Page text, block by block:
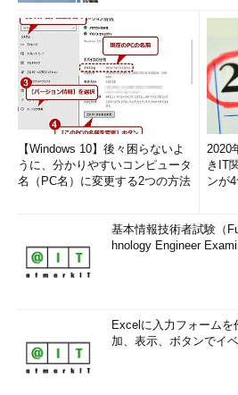
【Windows 10】後々困らないよ
うに、分かりやすいコンピュータ
名（PC名）に変更する2つの方法
2020
きIT
ンが
基本情報技術者試験（
hnology Engineer
Excelに入力フォーム
加、表示、ボタンでイ